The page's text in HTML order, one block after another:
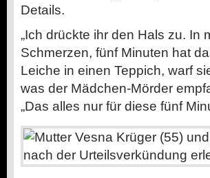
Details.
„Ich drückte ihr den Hals zu. In
Schmerzen, fünf Minuten hat
Leiche in einen Teppich, warf
was der Mädchen-Mörder
„Das alles nur für diese fünf